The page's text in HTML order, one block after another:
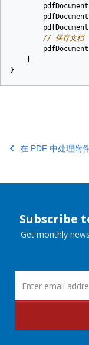
pdfDocument
pdfDocument
pdfDocument
// 保存文档
pdfDocument
}
}
在 PDF 中处理附
Subscribe
Get monthly